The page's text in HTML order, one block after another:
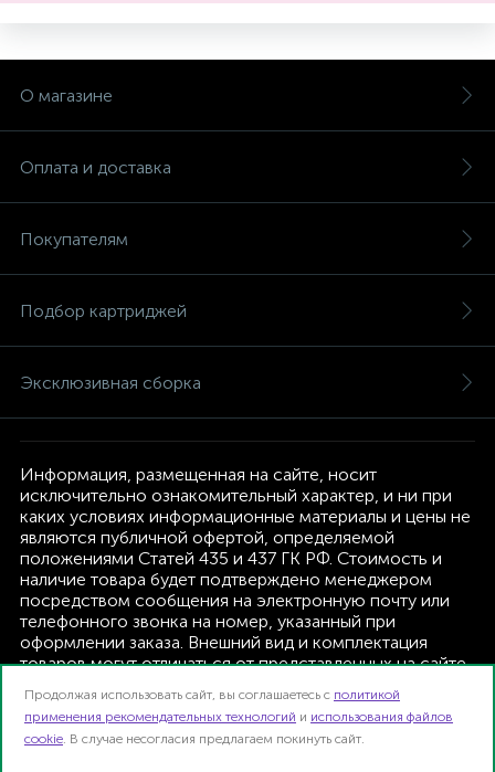
О магазине
Оплата и доставка
Покупателям
Подбор картриджей
Эксклюзивная сборка
Информация, размещенная на сайте, носит
исключительно ознакомительный характер, и ни при
каких условиях информационные материалы и цены не
являются публичной офертой, определяемой
положениями Статей 435 и 437 ГК РФ. Стоимость и
наличие товара будет подтверждено менеджером
посредством сообщения на электронную почту или
телефонного звонка на номер, указанный при
оформлении заказа. Внешний вид и комплектация
товаров могут отличаться от представленных на сайте.
текущую комплектацию, без дополнительного
уведомления.
Продолжая использовать сайт, вы соглашаетесь с политикой
применения рекомендательных технологий и использования файлов
cookie. В случае несогласия предлагаем покинуть сайт.